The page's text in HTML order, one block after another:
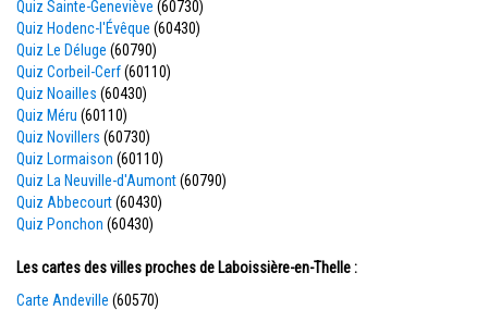
Quiz Sainte-Geneviève (60730)
Quiz Hodenc-l'Évêque (60430)
Quiz Le Déluge (60790)
Quiz Corbeil-Cerf(60110)
Quiz Noailles (60430)
Quiz Méru (60110)
Quiz Novillers (60730)
Quiz Lormaison (60110)
Quiz La Neuville-d'Aumont(60790)
Quiz Abbecourt(60430)
Quiz Ponchon (60430)
Les cartes des villes proches de Laboissière-en-Thelle :
Carte Andeville (60570)